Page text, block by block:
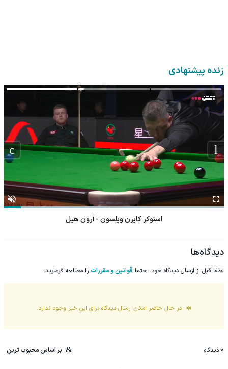
زنده پیشنهادی
اسنوکر کایرن ویلسون - آرون هیل
دیدگاه‌ها
لطفا قبل از ارسال دیدگاه خود، حتما قوانین و مقررات را مطالعه فرمایید.
در حال حاضر امکان ارسال دیدگاه برای این خبر وجود ندارد.
0 دیدگاه بر اساس محبوب ترین